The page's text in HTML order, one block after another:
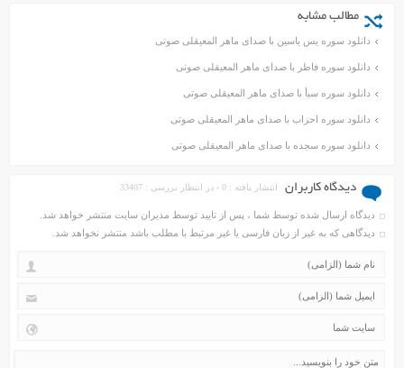
مطالب مشابه
دانلود سوره یس یاسین با صدای ماهر المعیقلی صوتی
دانلود سوره فاطر با صدای ماهر المعیقلی صوتی
دانلود سوره سبأ با صدای ماهر المعیقلی صوتی
دانلود سوره احزاب با صدای ماهر المعیقلی صوتی
دانلود سوره سجده با صدای ماهر المعیقلی صوتی
دیدگاه کاربران انتشار یافته : 0 - در انتظار بررسی : 33407
دیدگاه ارسال شده توسط شما ، پس از تایید توسط مدیران سایت منتشر خواهد شد.
دیدگاهی که به غیر از زبان فارسی یا غیر مرتبط با مطلب باشد منتشر نخواهد شد.